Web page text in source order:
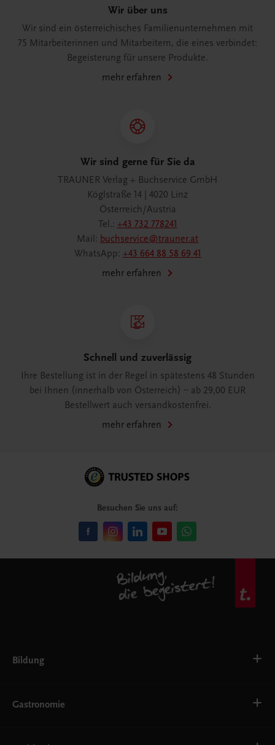
Wir über uns
Wir sind ein österreichisches Familienunternehmen mit
75 Mitarbeiterinnen und Mitarbeitern, die eines verbindet:
Begeisterung für unsere Produkte.
mehr erfahren
Wir sind gerne für Sie da
TRAUNER Verlag + Buchservice GmbH
Köglstraße 14 | 4020 Linz
Österreich/Austria
Tel.: +43 732 778241
Mail: buchservice@trauner.at
WhatsApp: +43 664 88 58 69 41
mehr erfahren
Schnell und zuverlässig
Ihre Bestellung ist in der Regel in spätestens 48 Stunden
bei Ihnen (innerhalb von Österreich) – ab 29,00 EUR
Bestellwert auch versandkostenfrei.
mehr erfahren
Besuchen Sie uns auf:
Bildung
AHS
Gastronomie